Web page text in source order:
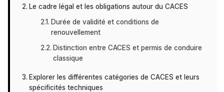
Le cadre légal et les obligations autour du CACES
Durée de validité et conditions de
renouvellement
Distinction entre CACES et permis de conduire
classique
Explorer les différentes catégories de CACES et leurs
spécificités techniques